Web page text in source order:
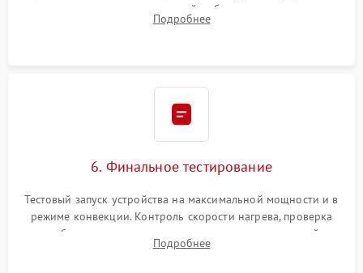
исключить перегрев кухонной мебели и потерю тепла.
Надежная фиксация клемм и сборка корпуса шкафа.
Подробнее
6. Финальное тестирование
Тестовый запуск устройства на максимальной мощности и в
режиме конвекции. Контроль скорости нагрева, проверка
срабатывания термостата при достижении заданной
температуры и тест на отсутствие утечек тока.
Подробнее